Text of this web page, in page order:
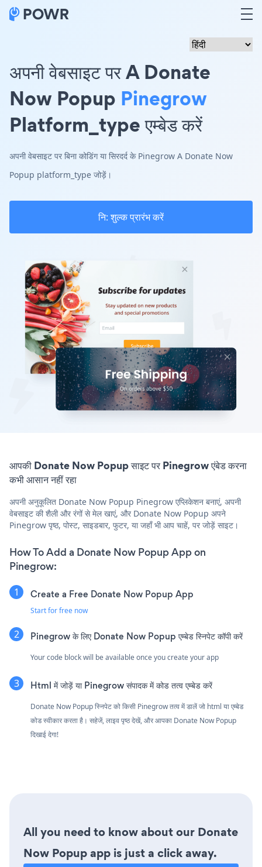
अपनी वेबसाइट पर A Donate
Now Popup Pinegrow
Platform_type एम्बेड करें
अपनी वेबसाइट पर बिना कोडिंग या सिरदर्द के Pinegrow A Donate Now
Popup platform_type जोड़ें।
नि: शुल्क प्रारंभ करें
आपकी Donate Now Popup साइट पर Pinegrow एंबेड करना
कभी आसान नहीं रहा
अपनी अनुकूलित Donate Now Popup Pinegrow एप्लिकेशन बनाएं, अपनी
वेबसाइट की शैली और रंगों से मेल खाएं, और Donate Now Popup अपने
Pinegrow पृष्ठ, पोस्ट, साइडबार, फुटर, या जहाँ भी आप चाहें, पर जोड़ें साइट।
How To Add a Donate Now Popup App on
Pinegrow:
Create a Free Donate Now Popup App
Start for free now
Pinegrow के लिए Donate Now Popup एम्बेड स्निपेट कॉपी करें
Your code block will be available once you create your app
Html में जोड़ें या Pinegrow संपादक में कोड तत्व एम्बेड करें
Donate Now Popup स्निपेट को किसी Pinegrow तत्व में डालें जो html या एम्बेड
कोड स्वीकार करता है। सहेजें, लाइव पृष्ठ देखें, और आपका Donate Now Popup
दिखाई देगा!
All you need to know about our Donate
Now Popup app is just a click away.